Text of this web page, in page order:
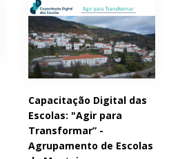
Capacitação Digital das
Escolas: "Agir para
Transformar” -
Agrupamento de Escolas